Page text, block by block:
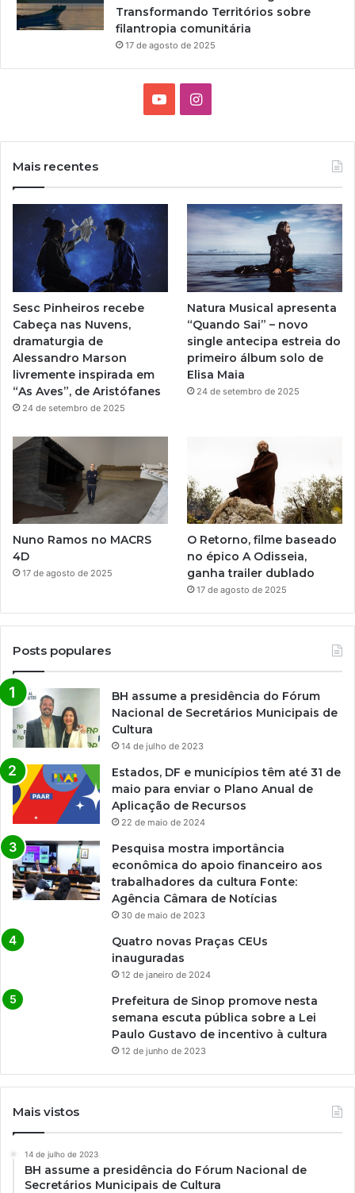
Transformando Territórios sobre
filantropia comunitária
17 de agosto de 2025
e
I
g
r
a
m
Mais recentes
Sesc Pinheiros recebe
Cabeça nas Nuvens,
dramaturgia de
Alessandro Marson
livremente inspirada em
“As Aves”, de Aristófanes
24 de setembro de 2025
Natura Musical apresenta
“Quando Sai” – novo
single antecipa estreia do
primeiro álbum solo de
Elisa Maia
24 de setembro de 2025
Nuno Ramos no MACRS
4D
17 de agosto de 2025
O Retorno, filme baseado
no épico A Odisseia,
ganha trailer dublado
17 de agosto de 2025
Posts populares
BH assume a presidência do Fórum
Nacional de Secretários Municipais de
Cultura
14 de julho de 2023
Estados, DF e municípios têm até 31 de
maio para enviar o Plano Anual de
Aplicação de Recursos
22 de maio de 2024
Pesquisa mostra importância
econômica do apoio financeiro aos
trabalhadores da cultura Fonte:
Agência Câmara de Notícias
30 de maio de 2023
Quatro novas Praças CEUs
inauguradas
12 de janeiro de 2024
Prefeitura de Sinop promove nesta
semana escuta pública sobre a Lei
Paulo Gustavo de incentivo à cultura
12 de junho de 2023
Mais vistos
14 de julho de 2023
BH assume a presidência do Fórum Nacional de
Secretários Municipais de Cultura